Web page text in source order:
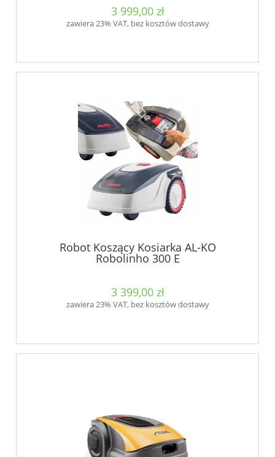
3 999,00 zł
zawiera 23% VAT, bez kosztów dostawy
Robot Koszący Kosiarka AL-KO
Robolinho 300 E
3 399,00 zł
zawiera 23% VAT, bez kosztów dostawy